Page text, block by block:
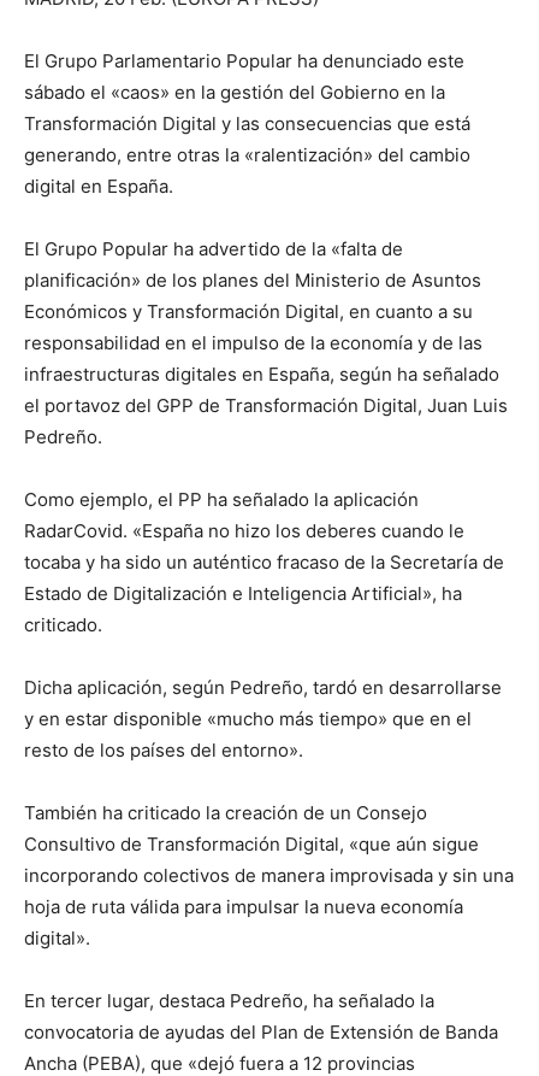
El Grupo Parlamentario Popular ha denunciado este
sábado el «caos» en la gestión del Gobierno en la
Transformación Digital y las consecuencias que está
generando, entre otras la «ralentización» del cambio
digital en España.
El Grupo Popular ha advertido de la «falta de
planificación» de los planes del Ministerio de Asuntos
Económicos y Transformación Digital, en cuanto a su
responsabilidad en el impulso de la economía y de las
infraestructuras digitales en España, según ha señalado
el portavoz del GPP de Transformación Digital, Juan Luis
Pedreño.
Como ejemplo, el PP ha señalado la aplicación
RadarCovid. «España no hizo los deberes cuando le
tocaba y ha sido un auténtico fracaso de la Secretaría de
Estado de Digitalización e Inteligencia Artificial», ha
criticado.
Dicha aplicación, según Pedreño, tardó en desarrollarse
y en estar disponible «mucho más tiempo» que en el
resto de los países del entorno».
También ha criticado la creación de un Consejo
Consultivo de Transformación Digital, «que aún sigue
incorporando colectivos de manera improvisada y sin una
hoja de ruta válida para impulsar la nueva economía
digital».
En tercer lugar, destaca Pedreño, ha señalado la
convocatoria de ayudas del Plan de Extensión de Banda
Ancha (PEBA), que «dejó fuera a 12 provincias